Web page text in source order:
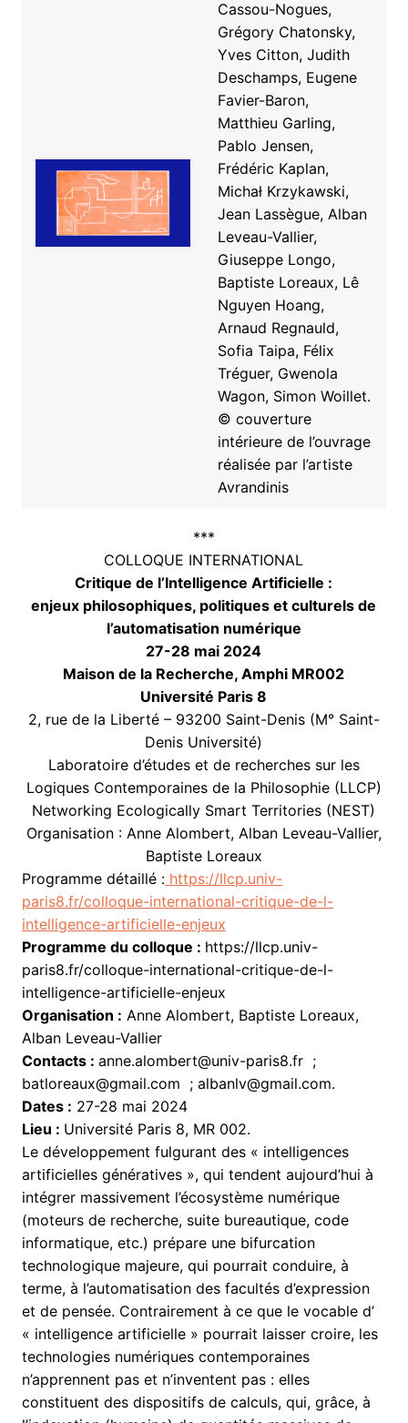
Cassou-Nogues,
Grégory Chatonsky,
Yves Citton, Judith
Deschamps, Eugene
Favier-Baron,
Matthieu Garling,
Pablo Jensen,
Frédéric Kaplan,
Michał Krzykawski,
Jean Lassègue, Alban
Leveau-Vallier,
Giuseppe Longo,
Baptiste Loreaux, Lê
Nguyen Hoang,
Arnaud Regnauld,
Sofia Taipa, Félix
Tréguer, Gwenola
Wagon, Simon Woillet.
© couverture
intérieure de l’ouvrage
réalisée par l’artiste
Avrandinis
***
COLLOQUE INTERNATIONAL
Critique de l’Intelligence Artificielle :
enjeux philosophiques, politiques et culturels de
l’automatisation numérique
27-28 mai 2024
Maison de la Recherche, Amphi MR002
Université Paris 8
2, rue de la Liberté – 93200 Saint-Denis (M° Saint-
Denis Université)
Laboratoire d’études et de recherches sur les
Logiques Contemporaines de la Philosophie (LLCP)
Networking Ecologically Smart Territories (NEST)
Organisation : Anne Alombert, Alban Leveau-Vallier,
Baptiste Loreaux
Programme détaillé :https://llcp.univ-
paris8.fr/colloque-international-critique-de-l-
intelligence-artificielle-enjeux
Programme du colloque : https://llcp.univ-
paris8.fr/colloque-international-critique-de-l-
intelligence-artificielle-enjeux
Organisation : Anne Alombert, Baptiste Loreaux,
Alban Leveau-Vallier
Contacts : anne.alombert@univ-paris8.fr ;
batloreaux@gmail.com ; albanlv@gmail.com.
Dates : 27-28 mai 2024
Lieu : Université Paris 8, MR 002.
Le développement fulgurant des « intelligences
artificielles génératives », qui tendent aujourd’hui à
intégrer massivement l’écosystème numérique
(moteurs de recherche, suite bureautique, code
informatique, etc.) prépare une bifurcation
technologique majeure, qui pourrait conduire, à
terme, à l’automatisation des facultés d’expression
et de pensée. Contrairement à ce que le vocable d’
« intelligence artificielle » pourrait laisser croire, les
technologies numériques contemporaines
n’apprennent pas et n’inventent pas : elles
constituent des dispositifs de calculs, qui, grâce, à